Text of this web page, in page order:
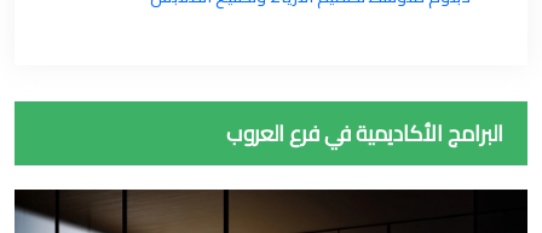
البرامج الأكاديمية في فرع العروب